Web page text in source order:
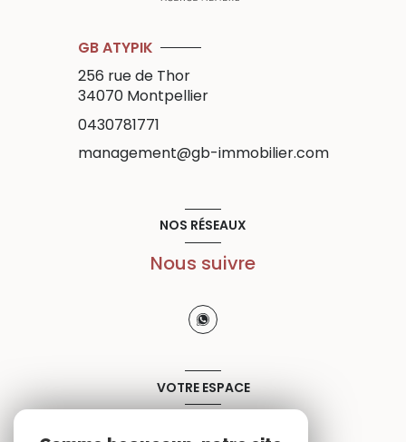
GB ATYPIK
256 rue de Thor
34070 Montpellier
0430781771
management@gb-immobilier.com
NOS RÉSEAUX
Nous suivre
VOTRE ESPACE